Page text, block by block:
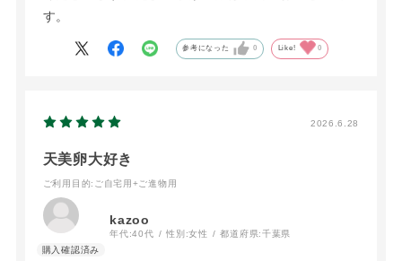
す。
参考になった 0 Like! 0
2026.6.28
天美卵大好き
ご利用目的:ご自宅用+ご進物用
kazoo
年代:40代 性別:女性 都道府県:千葉県